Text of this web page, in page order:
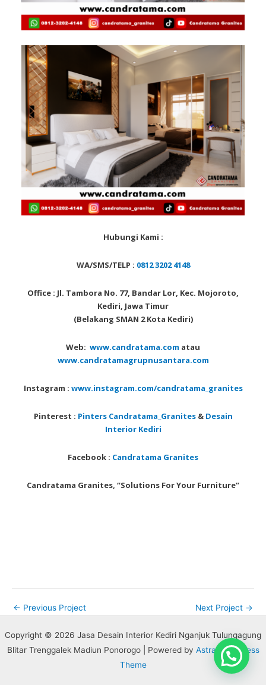
Hubungi Kami :
WA/SMS/TELP : 0812 3202 4148
Office : Jl. Tambora No. 77, Bandar Lor, Kec. Mojoroto,
Kediri, Jawa Timur
(Belakang SMAN 2 Kota Kediri)
Web: www.candratama.com atau
www.candratamagrupnusantara.com
Instagram : www.instagram.com/candratama_granites
Pinterest : Pinters Candratama_Granites & Desain
Interior Kediri
Facebook : Candratama Granites
Candratama Granites, “Solutions For Your Furniture”
← Previous Project Next Project →
Copyright © 2026 Jasa Desain Interior Kediri Nganjuk Tulungagung
Blitar Trenggalek Madiun Ponorogo | Powered by Astra WordPress
Theme